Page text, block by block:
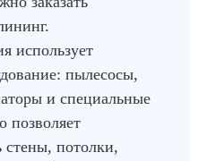
использует
пылесосы,
и специальные
позволяет
стены, потолки,